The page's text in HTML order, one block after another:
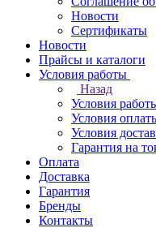
Новости
Сертификаты
Новости
Прайсы и каталоги
Условия работы
Назад
Условия
Условия
Условия
Гарантия на
Оплата
Доставка
Гарантия
Бренды
Контакты